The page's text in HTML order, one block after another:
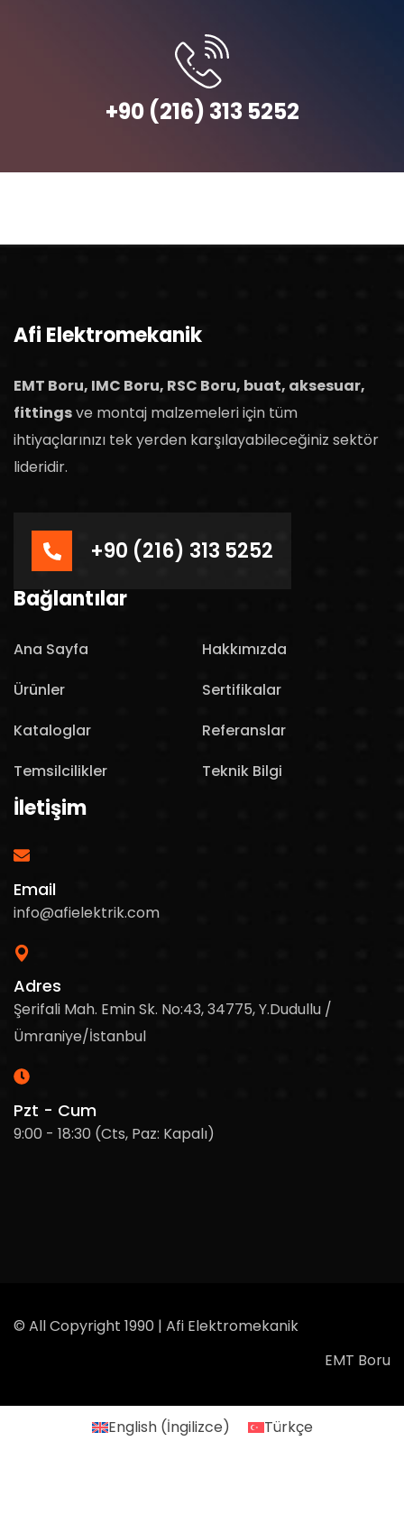
+90 (216) 313 5252
Afi Elektromekanik
EMT Boru, IMC Boru, RSC Boru, buat, aksesuar,
fittingsve montaj malzemeleri için tüm
ihtiyaçlarınızı tek yerden karşılayabileceğiniz sektör
lideridir.
+90 (216) 313 5252
Bağlantılar
Ana Sayfa
Hakkımızda
Ürünler
Sertifikalar
Kataloglar
Referanslar
Temsilcilikler
Teknik Bilgi
İletişim
Email
info@afielektrik.com
Adres
Şerifali Mah. Emin Sk. No:43, 34775, Y.Dudullu /
Ümraniye/İstanbul
Pzt - Cum
9:00 - 18:30 (Cts, Paz: Kapalı)
© All Copyright 1990 | Afi Elektromekanik
EMT Boru
English(İngilizce) Türkçe